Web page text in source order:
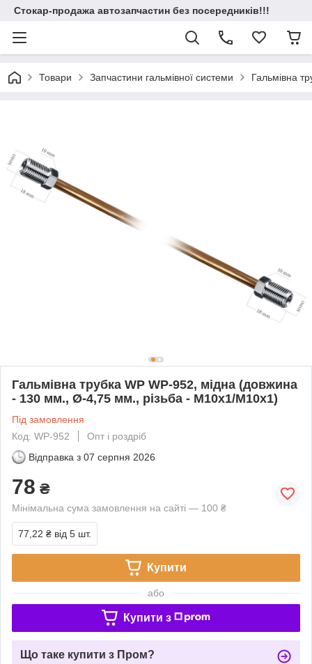
Стокар-продажа автозапчастин без посередників!!!
Товари Запчастини гальмівної системи Гальмівна
Гальмівна трубка WP WP-952, мідна (довжина
- 130 мм., Ø-4,75 мм., різьба - М10х1/М10х1)
Під замовлення
Код: WP-952
Опт і роздріб
Відправка з 07 серпня 2026
78 ₴
Мінімальна сума замовлення на сайті — 100 ₴
77,22 ₴ від 5 шт.
Купити
або
Купити з
Що таке купити з Пром?